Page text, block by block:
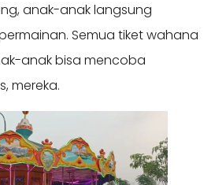
anak-anak langsung
Semua tiket wahana
anak bisa mencoba
mereka.